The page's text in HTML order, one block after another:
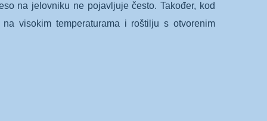
na jelovniku ne pojavljuje često. Također, kod
visokim temperaturama i roštilju s otvorenim